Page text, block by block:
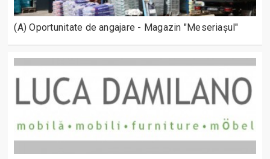
(A) Oportunitate de angajare - Magazin "Meseriașul"